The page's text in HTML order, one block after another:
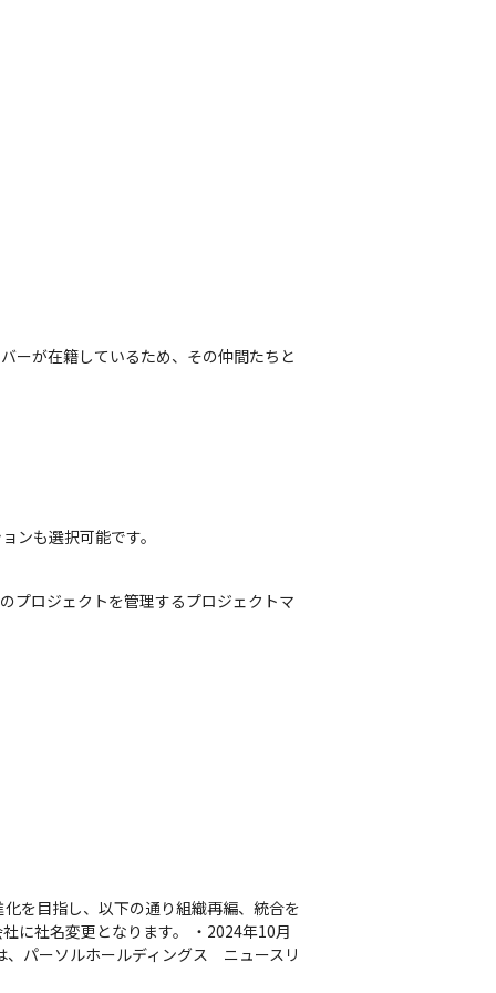
ーが在籍しているため、その仲間たちと
ンも選択可能です。
プロジェクトを管理するプロジェクトマ
を目指し、以下の通り組織再編、統合を
に社名変更となります。 ・2024年10月
、パーソルホールディングス ニュースリ